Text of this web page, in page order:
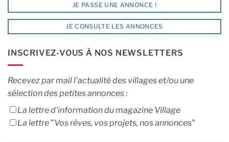
JE PASSE UNE ANNONCE !
JE CONSULTE LES ANNONCES
INSCRIVEZ-VOUS À NOS NEWSLETTERS
Recevez par mail l'actualité des villages et/ou une
sélection des petites annonces :
La lettre d'information du magazine Village
La lettre "Vos rêves, vos projets, nos annonces"